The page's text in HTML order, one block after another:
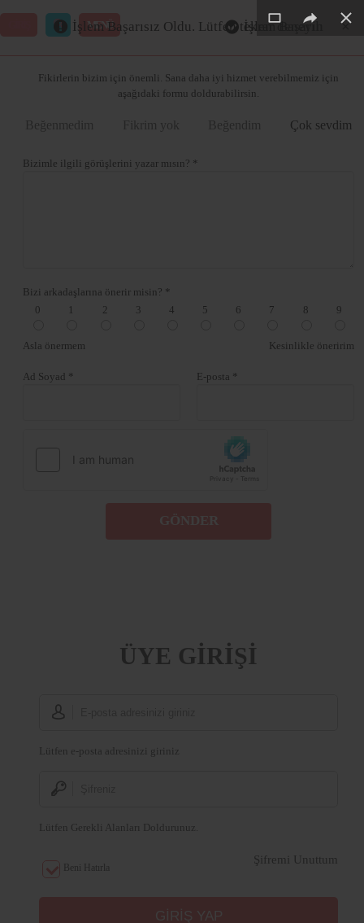
MENÜ
Fikirlerin bizim için önemli. Sana daha iyi hizmet verebilmemiz için
aşağıdaki formu doldurabilirsin.
Beğenmedim Fikrim yok Beğendim Çok sevdim
Bizimle ilgili görüşlerini yazar mısın? *
Bizi arkadaşlarına önerir misin? *
0
1 2 3 4 5 6 7 8 9
Asla önermem Kesinlikle öneririm
Ad Soyad * E-posta *
×
ÜYE GİRİŞİ
Lütfen e-posta adresinizi giriniz
Lütfen Gerekli Alanları Doldurunuz.
Beni Hatırla
Şifremi Unuttum
×
×
×
İşlem Başarılı ×
İşlem Başarısız Oldu. Lütfen tekrar deneyin ×